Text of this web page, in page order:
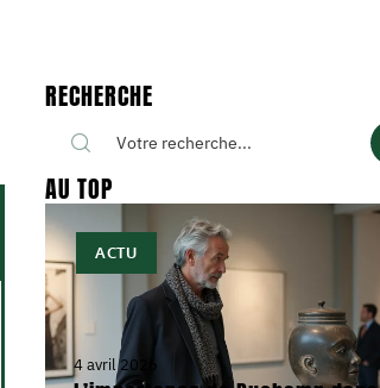
RECHERCHE
AU TOP
ACTU
4 avril 2026